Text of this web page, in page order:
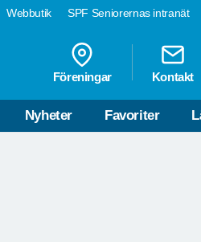
Webbutik SPF Seniorernas intranät
Föreningar Kontakt
Nyheter Favoriter